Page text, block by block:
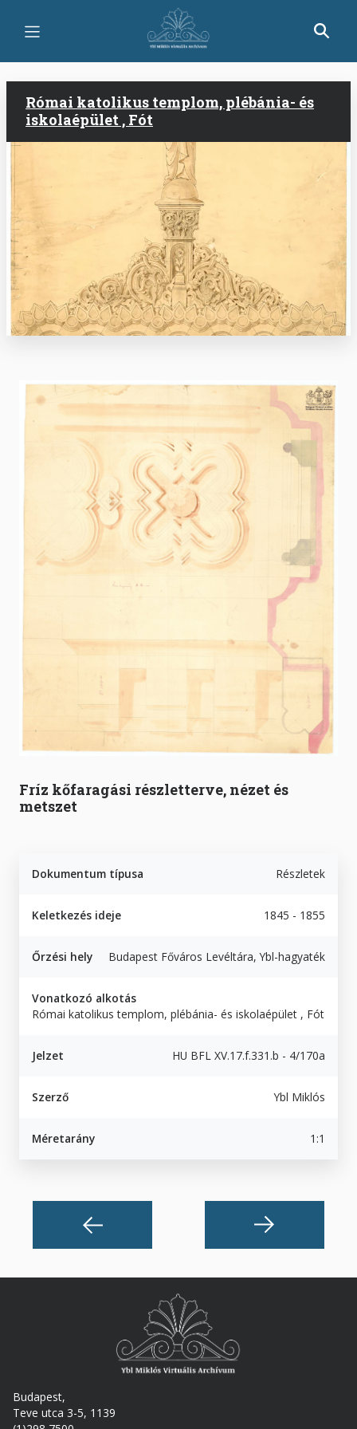
tartalomra
Római katolikus templom, plébánia- és
iskolaépület , Fót
Fríz kőfaragási részletterve, nézet és
metszet
Dokumentum típusa Részletek
Keletkezés ideje 1845 - 1855
Őrzési hely Budapest Főváros Levéltára, Ybl-hagyaték
Vonatkozó alkotás
Római katolikus templom, plébánia- és iskolaépület , Fót
Jelzet HU BFL XV.17.f.331.b - 4/170a
Szerző Ybl Miklós
Méretarány 1:1
Budapest,
Teve utca 3-5, 1139